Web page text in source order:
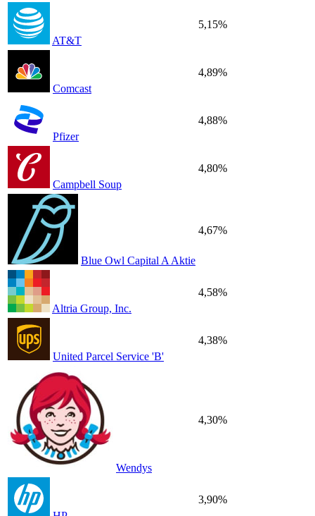
AT&T
5,15%
Comcast
4,89%
Pfizer
4,88%
Campbell Soup
4,80%
Blue Owl Capital A Aktie
4,67%
Altria Group, Inc.
4,58%
United Parcel Service 'B'
4,38%
Wendys
4,30%
3,90%